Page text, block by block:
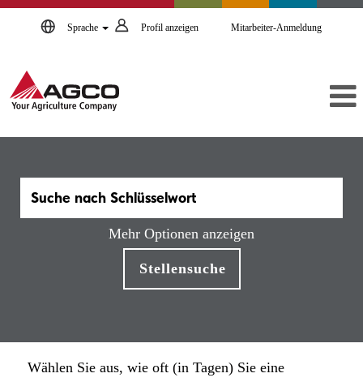
Sprache Profil anzeigen Mitarbeiter-Anmeldung
Mehr Optionen anzeigen
Wählen Sie aus, wie oft (in Tagen) Sie eine